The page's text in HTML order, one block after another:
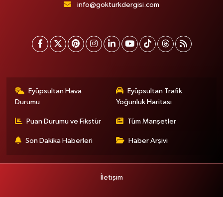
info@gokturkdergisi.com
Eyüpsultan Hava
Durumu
Eyüpsultan Trafik
Yoğunluk Haritası
Puan Durumu ve Fikstür Tüm Manşetler
Son Dakika Haberleri Haber Arşivi
İletişim